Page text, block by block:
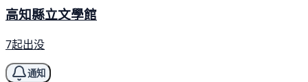
高知縣立文學館
7起出没
通知